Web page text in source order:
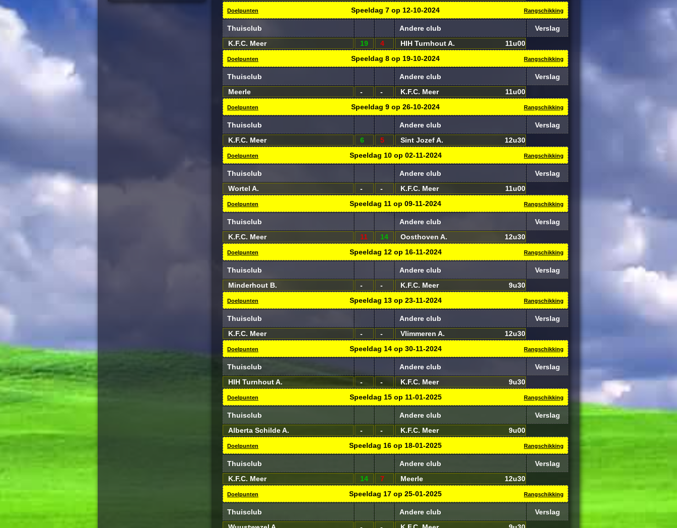
Doelpunten Speeldag 7 op 12-10-2024 Rangschikking
Thuisclub Andere club
Verslag
K.F.C. Meer
19 4 HIH Turnhout A. 11u00
Doelpunten Speeldag 8 op 19-10-2024 Rangschikking
Thuisclub Andere club
Verslag
Meerle
- - K.F.C. Meer 11u00
Doelpunten Speeldag 9 op 26-10-2024 Rangschikking
Thuisclub Andere club
Verslag
K.F.C. Meer
6 5 Sint Jozef A. 12u30
Doelpunten Speeldag 10op 02-11-2024 Rangschikking
Thuisclub Andere club
Verslag
Wortel A.
- - K.F.C. Meer 11u00
Doelpunten Speeldag 11 op 09-11-2024 Rangschikking
Thuisclub Andere club
Verslag
K.F.C. Meer
11 14 Oosthoven A. 12u30
Doelpunten Speeldag 12op 16-11-2024 Rangschikking
Thuisclub Andere club
Verslag
Minderhout B.
- - K.F.C. Meer 9u30
Doelpunten Speeldag 13op 23-11-2024 Rangschikking
Thuisclub Andere club
Verslag
K.F.C. Meer
- - Vlimmeren A. 12u30
Doelpunten Speeldag 14op 30-11-2024 Rangschikking
Thuisclub Andere club
Verslag
HIH Turnhout A.
- - K.F.C. Meer 9u30
Doelpunten Speeldag 15op 11-01-2025 Rangschikking
Thuisclub Andere club
Verslag
Alberta Schilde A.
- - K.F.C. Meer 9u00
Doelpunten Speeldag 16 op 18-01-2025 Rangschikking
Thuisclub Andere club
Verslag
K.F.C. Meer
14 7 Meerle 12u30
Doelpunten Speeldag 17 op 25-01-2025 Rangschikking
Thuisclub Andere club
Verslag